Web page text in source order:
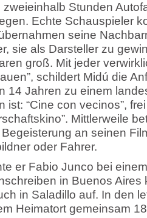
zweieinhalb Stunden
Echte Schauspieler
seine
sie als Darsteller zu
groß. Mit jeder
schildert Midú die
14 Jahren zu einem
ist: “Cine con vecinos”,
Mittlerweile
an seinen
oder Fahrer.
er Fabio Junco bei
in Buenos Aires
in Saladillo auf. In den
Heimatort gemeinsam